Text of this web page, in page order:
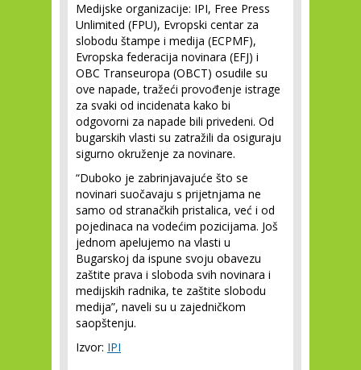
Medijske organizacije: IPI, Free Press
Unlimited (FPU), Evropski centar za
slobodu štampe i medija (ECPMF),
Evropska federacija novinara (EFJ) i
OBC Transeuropa (OBCT) osudile su
ove napade, tražeći provođenje istrage
za svaki od incidenata kako bi
odgovorni za napade bili privedeni. Od
bugarskih vlasti su zatražili da osiguraju
sigurno okruženje za novinare.
“Duboko je zabrinjavajuće što se
novinari suočavaju s prijetnjama ne
samo od stranačkih pristalica, već i od
pojedinaca na vodećim pozicijama. Još
jednom apelujemo na vlasti u
Bugarskoj da ispune svoju obavezu
zaštite prava i sloboda svih novinara i
medijskih radnika, te zaštite slobodu
medija”, naveli su u zajedničkom
saopštenju.
Izvor: IPI